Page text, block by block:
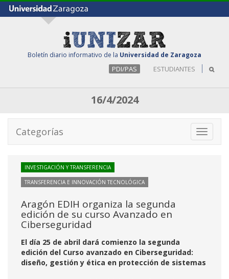
Boletín diario informativo de la Universidad de Zaragoza
PDI/PAS ESTUDIANTES
16/4/2024
Toggle
Categorías
INVESTIGACIÓN Y TRANSFERENCIA
TRANSFERENCIA E INNOVACIÓN TECNOLÓGICA
Aragón EDIH organiza la segunda
edición de su curso Avanzado en
Ciberseguridad
El día 25 de abril dará comienzo la segunda
edición del Curso avanzado en Ciberseguridad:
diseño, gestión y ética en protección de sistemas